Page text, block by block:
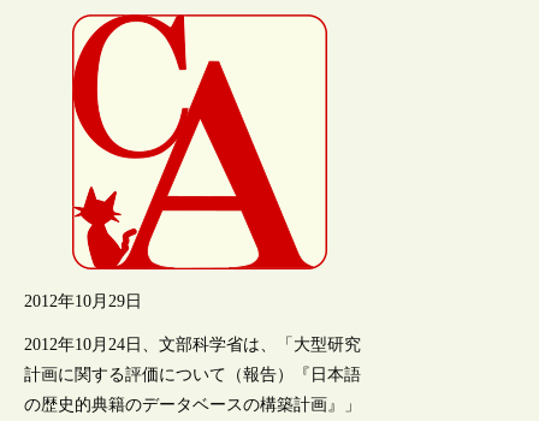
2012年10月29日
2012年10月24日、文部科学省は、「大型研究
計画に関する評価について（報告）『日本語
の歴史的典籍のデータベースの構築計画』」